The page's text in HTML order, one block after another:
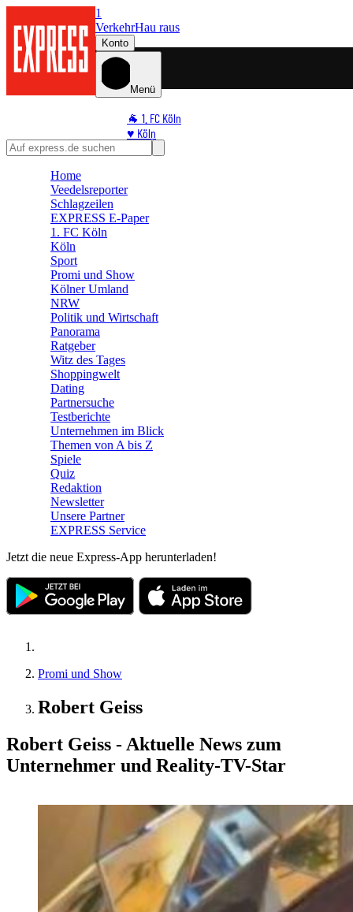
1
VerkehrHau raus
Konto
Menü
🐐 1. FC Köln
♥️ Köln
🛒 Shoppingwelt
Home
Veedelsreporter
Schlagzeilen
EXPRESS E-Paper
1. FC Köln
Köln
Sport
Promi und Show
Kölner Umland
NRW
Politik und Wirtschaft
Panorama
Ratgeber
Witz des Tages
Shoppingwelt
Dating
Partnersuche
Testberichte
Unternehmen im Blick
Themen von A bis Z
Spiele
Quiz
Redaktion
Newsletter
Unsere Partner
EXPRESS Service
Jetzt die neue Express-App herunterladen!
Promi und Show
Robert Geiss
Robert Geiss - Aktuelle News zum
Unternehmer und Reality-TV-Star